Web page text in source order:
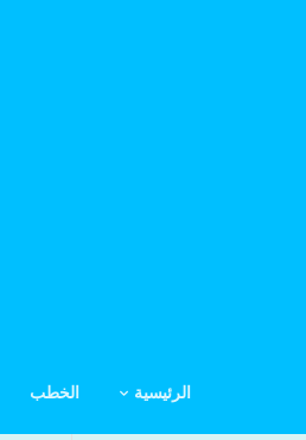
الرئيسية الخطب